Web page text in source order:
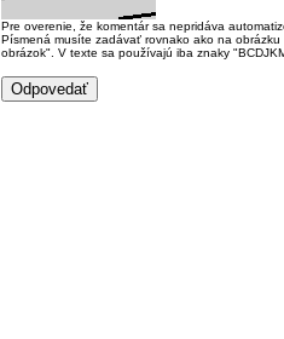
Pre overenie, že komentár sa nepridáva
Písmená musíte zadávať rovnako ako na
obrázok". V texte sa používajú iba znaky